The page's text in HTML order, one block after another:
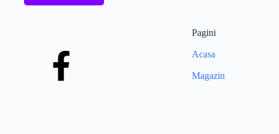
Pagini
Acasa
Magazin